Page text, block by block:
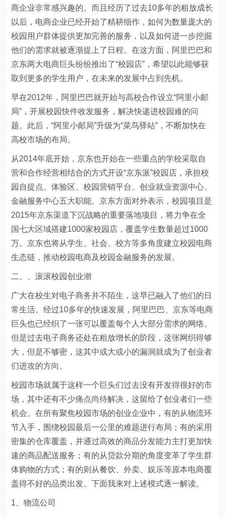
商企业非常感兴趣的。而且经历了过去10多年的粗放成长
以后，电商企业已经开始了精耕细作，如何为数量庞大的
校园用户群体提供更加完善的服务，以及如何进一步挖掘
他们的需求就被逐渐提上了日程。在这方面，阿里巴巴和
京东两大电商巨头纷纷推出了“校园店”，希望以此能够获
取到更多的学生用户，在未来的发展中占到先机。
早在2012年，阿里巴巴就开始与高校合作设立“阿里小邮
局”，开展校园快件收发服务，解决快递进校园难的问
题。此后，“阿里小邮局”升级为“菜鸟驿站”，不断加快在
高校市场的布局。
从2014年底开始，京东也开始在一些重点的学校采取自
营和合作经营相结合的方式开设“京东派”校园店，承担校
园自提点、体验区、校园营销平台、创业就业资源中心、
金融服务中心五大职能。京东方面对外表示，校园项目是
2015年京东渠道下沉战略的重要落地项目，将力争在全
国七大区域搭建1000家校园店，覆盖学生数量超过1000
万。京东也将从学生、社会、校方等多角度建立校园电商
生态链，推动校园电商及校园金融服务的发展。
二、、滚滚校园创业潮
广大在校生对电子商务并不陌生，这早已融入了他们的日
常生活。经过10多年的快速发展，阿里巴巴、京东等电商
巨头也已经织了一张可以覆盖每个人大部分需求的网络。
但是过去电子商务还处在粗放增长的阶段，这张网织得够
大，但是不够密，这其中或大或小的漏洞就成为了创业者
们进攻的方向。
校园市场就属于这样一个巨头们过去没有开发得很好的市
场，其中还有不少痛点尚待解决，这留给了创业者们一些
机会。在所有聚焦校园市场的创业企业中，有的从物流环
节入手，围绕校园最后一公里的难题进行布局；有的采用
密集的仓库覆盖，并通过高效的商品分发能力主打更加快
速的商品配送服务；有的从贷款分期的角度变革了学生群
体购物的方式；有的则从餐饮、外卖、娱乐等原本电商覆
盖得不好的品类出发。下面我来对上述模式逐一解读。
1、物流公司